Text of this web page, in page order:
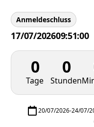
Anmeldeschluss
17/07/202609:51:00
0
Tage
0
Stunden
20/07/2026-24/07/